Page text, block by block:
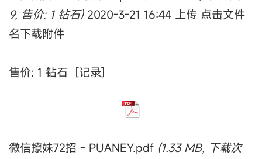
9, 售价: 1 钻石) 2020-3-21 16:44 上传 点击文件
名下载附件
售价: 1 钻石 [记录]
微信撩妹72招 - PUANEY.pdf (1.33 MB, 下载次